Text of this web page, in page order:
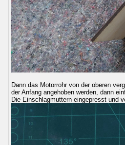
Dann das Motorrohr von der oberen
der Anfang angehoben werden, dann
Die Einschlagmuttern eingepresst und